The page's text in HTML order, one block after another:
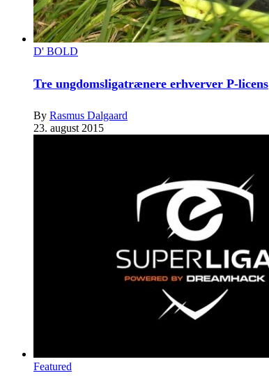
D' BOLD
Tre ungdomsligatrænere erhverver P-licens
By Rasmus Dalgaard
23. august 2015
Featured